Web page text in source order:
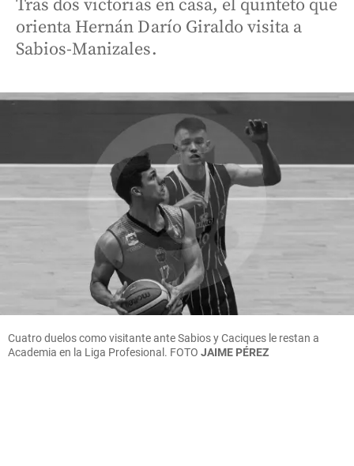
Tras dos victorias en casa, el quinteto que
orienta Hernán Darío Giraldo visita a
Sabios-Manizales.
Cuatro duelos como visitante ante Sabios y Caciques le restan a
Academia en la Liga Profesional. FOTO JAIME PÉREZ